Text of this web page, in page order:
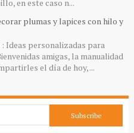
en este caso n...
plumas y lapices con hilo y
Ideas personalizadas para
amigas, la manualidad
el día de hoy, ...